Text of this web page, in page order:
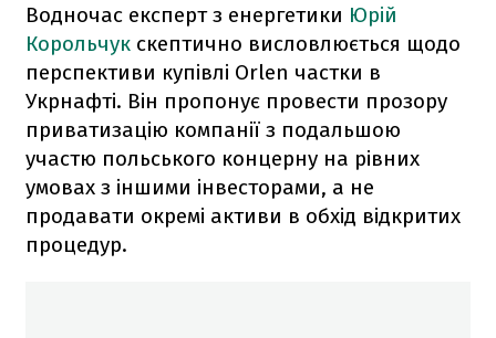
Водночас експерт з енергетики Юрій
Корольчук скептично висловлюється щодо
перспективи купівлі Orlen частки в
Укрнафті. Він пропонує провести прозору
приватизацію компанії з подальшою
участю польського концерну на рівних
умовах з іншими інвесторами, а не
продавати окремі активи в обхід відкритих
процедур.